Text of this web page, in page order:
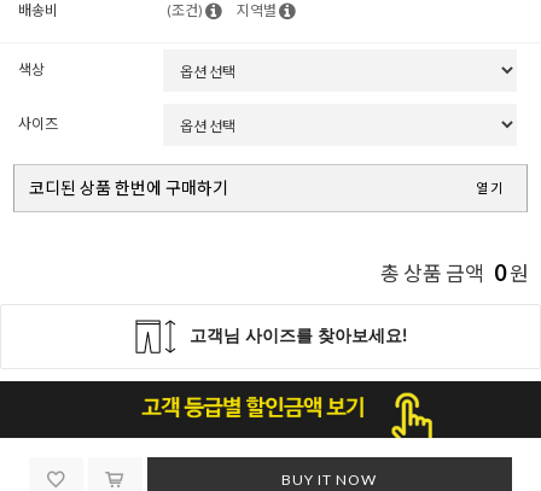
배송비
(조건) 지역별
색상
사이즈
코디된 상품 한번에 구매하기 열기
총 상품 금액 0원
BUY IT NOW